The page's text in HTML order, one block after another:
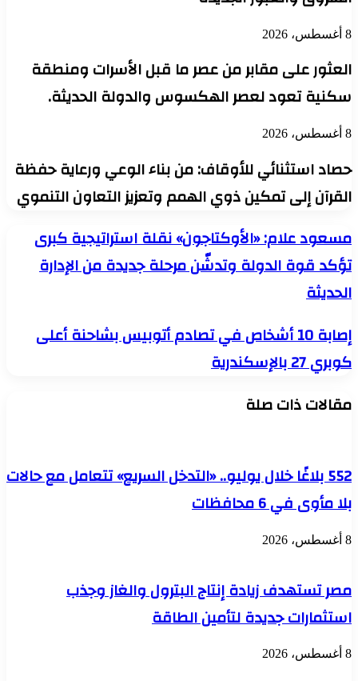
8 أغسطس، 2026
العثور على مقابر من عصر ما قبل الأسرات ومنطقة
سكنية تعود لعصر الهكسوس والدولة الحديثة.
8 أغسطس، 2026
حصاد استثنائي للأوقاف: من بناء الوعي ورعاية حفظة
القرآن إلى تمكين ذوي الهمم وتعزيز التعاون التنموي
مسعود
علام:
«الأوكتاجون»
نقلة
استراتيجية
قوة
الدولة
وتدشّن
جديدة
من
مسعود علام: «الأوكتاجون» نقلة استراتيجية كبرى
تؤكد قوة الدولة وتدشّن مرحلة جديدة من الإدارة
الحديثة
إصابة
10
أشخاص
في
أتوبيس
بالإسكندرية
إصابة 10 أشخاص في تصادم أتوبيس بشاحنة أعلى
كوبري 27 بالإسكندرية
مقالات ذات صلة
552 بلاغًا خلال يوليو.. «التدخل السريع» تتعامل مع حالات
بلا مأوى في 6 محافظات
8 أغسطس، 2026
مصر تستهدف زيادة إنتاج البترول والغاز وجذب
استثمارات جديدة لتأمين الطاقة
8 أغسطس، 2026